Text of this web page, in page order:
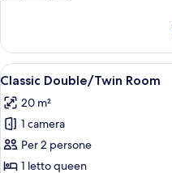
Suite
Apri
tutte
le
foto
per
Classic
4
Classic Double/Twin Room
20 m²
1 camera
Per 2 persone
1 letto queen